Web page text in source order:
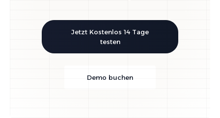
Jetzt Kostenlos 14 Tage
testen
Demo buchen